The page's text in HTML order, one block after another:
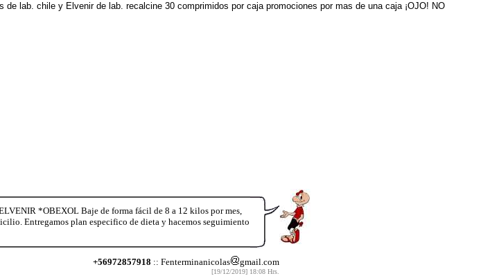
lab. chile y Elvenir de lab. recalcine 30 comprimidos por caja promociones por mas de una caja ¡OJO! NO
*OBEXOL Baje de forma fácil de 8 a 12 kilos por mes,
Entregamos plan especifico de dieta y hacemos seguimiento
+56972857918 :: Fenterminanicolas gmail.com
[19/12/2019] 18:08 Hrs.